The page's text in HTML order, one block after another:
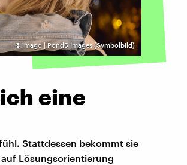
©imago | Pond5 Images (Symbolbild)
eine
Stattdessen bekommt sie
Lösungsorientierung